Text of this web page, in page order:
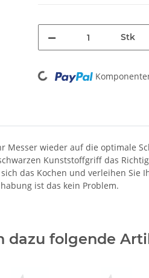
Stk
Loading...
wieder auf die optimale
Kunststoffgriff das
das Kochen und verleihen Sie
ist das kein Problem.
dazu folgende